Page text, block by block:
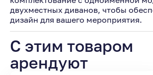
двухместных диванов, чтобы
дизайн для вашего мероприятия.
С этим товаром
арендуют